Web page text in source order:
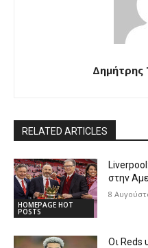
Δημήτρης
RELATED ARTICLES
HOMEPAGE HOT
POSTS
στην
8
Οι Reds